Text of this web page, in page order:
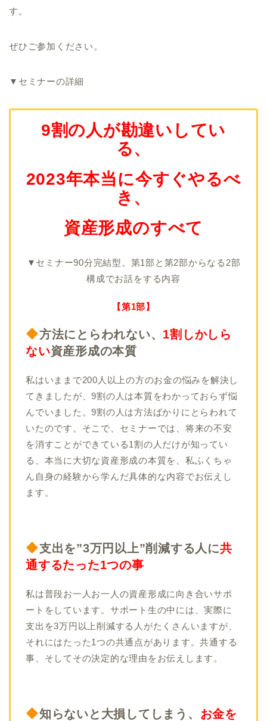
す。
ぜひご参加ください。
▼セミナーの詳細
9割の人が勘違いしてい
る、
2023年本当に今すぐやるべ
き、
資産形成のすべて
▼セミナー90分完結型。第1部と第2部からなる2部
構成でお話をする内容
【第1部】
方法にとらわれない、 1割しかしら
ない資産形成の本質
私はいままで200人以上の方のお金の悩みを解決し
てきましたが、9割の人は本質をわかっておらず悩
んでいました。9割の人は方法ばかりにとらわれて
いたのです。そこで、セミナーでは、将来の不安
を消すことができている1割の人だけが知ってい
る、本当に大切な資産形成の本質を、私ふくちゃ
ん自身の経験から学んだ具体的な内容でお伝えし
ます。
支出を”3万円以上”削減する人に共
通するたった1つの事
私は普段お一人お一人の資産形成に向き合いサポ
ートをしています。サポート生の中には、実際に
支出を3万円以上削減する人がたくさんいますが、
それにはたった1つの共通点があります。共通する
事、そしてその決定的な理由をお伝えします。
知らないと大損してしまう、 お金を